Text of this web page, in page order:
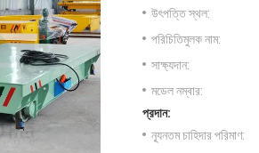
উৎপত্তি স্থল:
পরিচিতিমুলক নাম:
সাক্ষ্যদান:
মডেল নম্বার:
প্রদান:
ন্যূনতম চাহিদার পরিমাণ: